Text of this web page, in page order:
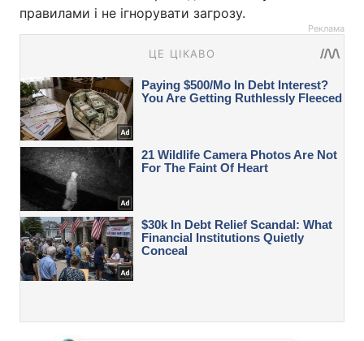
правилами і не ігнорувати загрозу.
Реклама